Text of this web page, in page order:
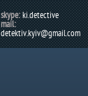
skype:ki.detective
mail:
detektiv.kyiv@gmail.com